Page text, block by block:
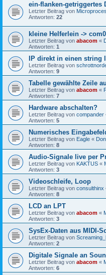
ein-flanken-getriggertes
Letzter Beitrag von
Antworten: 22
kleine Helferlein ->
Letzter Beitrag von abacom «
Antworten: 1
IP direkt in einen string
Letzter Beitrag von
Antworten: 9
Tabelle gewählte Zeile
Letzter Beitrag von abacom «
Antworten: 7
Hardware abschalten?
Letzter Beitrag von compander
Antworten: 5
Numerisches
Letzter Beitrag von Eagle «
Antworten: 8
Audio-Signale live per
Letzter Beitrag von KAKTUS «
Antworten: 3
Videoschleife, Loop
Letzter Beitrag von consulthinx
Antworten: 8
LCD an LPT
Letzter Beitrag von abacom «
Antworten: 3
SysEx-Daten aus MIDI-
Letzter Beitrag von
Antworten: 2
Digitale Signale an
Letzter Beitrag von abacom «
Antworten: 6